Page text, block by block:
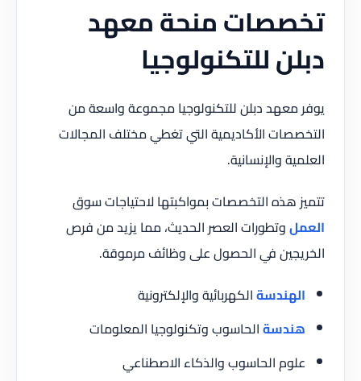
تخصصات منحة معهد
دبلن للتكنولوجيا
يوفر معهد دبلن للتكنولوجيا مجموعة واسعة من
التخصصات الأكاديمية التي تغطي مختلف المجالات
العلمية والإنسانية.
تتميز هذه التخصصات بمواكبتها لاحتياجات سوق
العملوتطورات العصر الحديث، مما يزيد من فرص
الخريجين في الحصول على وظائف مرموقة.
الهندسةالكهربائية والإلكترونية
هندسةالحاسوب وتكنولوجيا المعلومات
علوم الحاسوب والذكاء الاصطناعي